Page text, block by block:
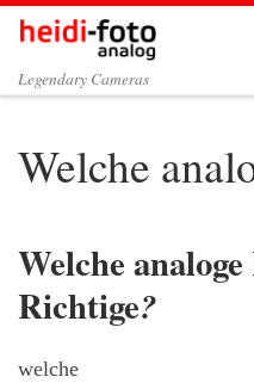
Zum Inhalt springen
Legendary Cameras
Welche
Welche
Richtige?
welche